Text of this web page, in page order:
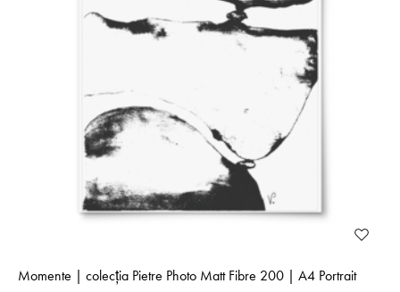
Momente | colecţia Pietre Photo Matt Fibre 200 | A4 Portrait